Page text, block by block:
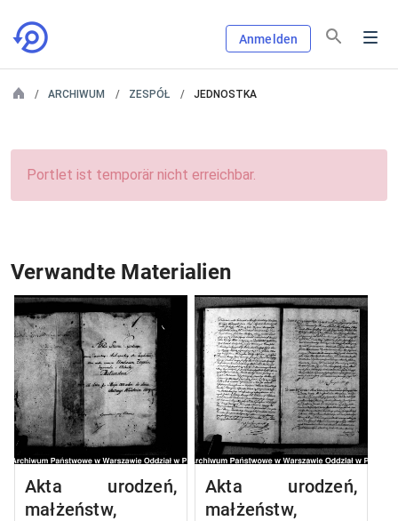
Anmelden
ARCHIWUM ZESPÓŁ JEDNOSTKA
Portlet ist temporär nicht erreichbar.
Verwandte Materialien
Akta urodzeń,
małżeństw,
Akta urodzeń,
małżeństw,